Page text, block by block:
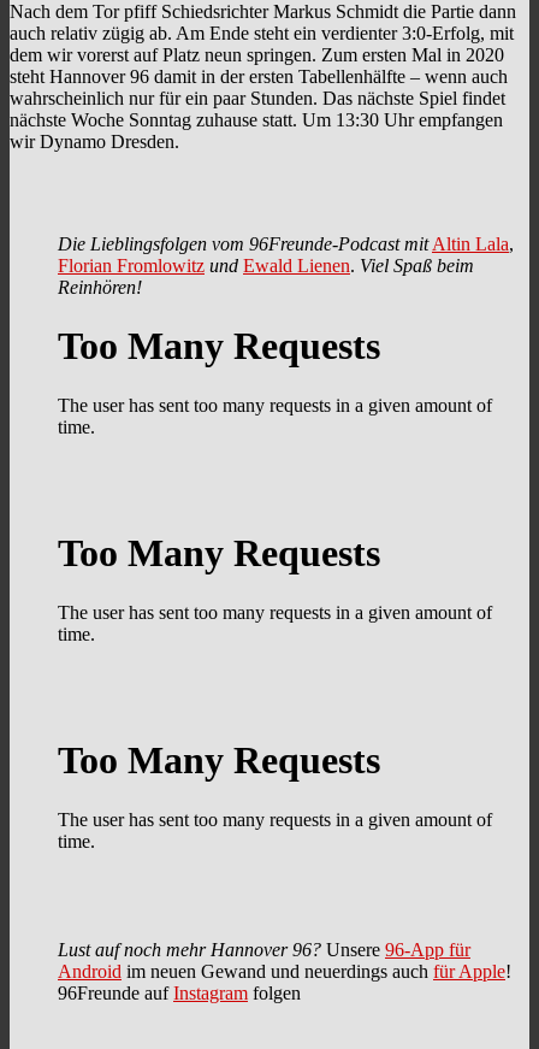
Nach dem Tor pfiff Schiedsrichter Markus Schmidt die Partie dann
auch relativ zügig ab. Am Ende steht ein verdienter 3:0-Erfolg, mit
dem wir vorerst auf Platz neun springen. Zum ersten Mal in 2020
steht Hannover 96 damit in der ersten Tabellenhälfte – wenn auch
wahrscheinlich nur für ein paar Stunden. Das nächste Spiel findet
nächste Woche Sonntag zuhause statt. Um 13:30 Uhr empfangen
wir Dynamo Dresden.
Die Lieblingsfolgen vom 96Freunde-Podcast mit Altin Lala,
Florian Fromlowitz und Ewald Lienen. Viel Spaß beim
Reinhören!
Lust auf noch mehr Hannover 96? Unsere 96-App für
Android im neuen Gewand und neuerdings auch für Apple!
96Freunde aufInstagram folgen